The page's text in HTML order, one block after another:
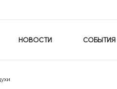
НОВОСТИ СОБЫТИЯ